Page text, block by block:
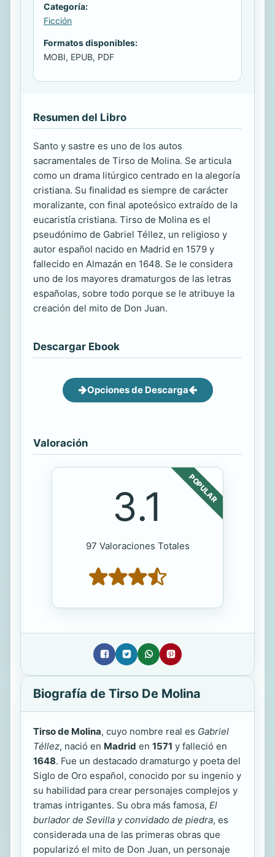
Categoría:
Ficción
Formatos disponibles:
MOBI, EPUB, PDF
Resumen del Libro
Santo y sastre es uno de los autos
sacramentales de Tirso de Molina. Se articula
como un drama litúrgico centrado en la alegoría
cristiana. Su finalidad es siempre de carácter
moralizante, con final apoteósico extraído de la
eucaristía cristiana. Tirso de Molina es el
pseudónimo de Gabriel Téllez, un religioso y
autor español nacido en Madrid en 1579 y
fallecido en Almazán en 1648. Se le considera
uno de los mayores dramaturgos de las letras
españolas, sobre todo porque se le atribuye la
creación del mito de Don Juan.
Descargar Ebook
Opciones de Descarga
Valoración
POPULAR
3.1
97 Valoraciones Totales
Biografía de Tirso De Molina
Tirso de Molina, cuyo nombre real es Gabriel
Téllez, nació en Madrid en 1571 y falleció en
1648. Fue un destacado dramaturgo y poeta del
Siglo de Oro español, conocido por su ingenio y
su habilidad para crear personajes complejos y
tramas intrigantes. Su obra más famosa, El
burlador de Sevilla y convidado de piedra, es
considerada una de las primeras obras que
popularizó el mito de Don Juan, un personaje